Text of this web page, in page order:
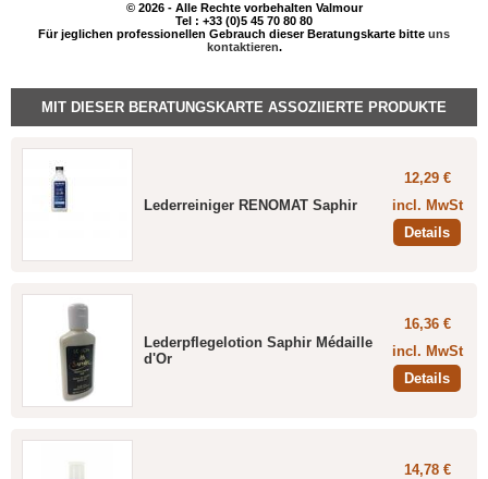
© 2026 - Alle Rechte vorbehalten Valmour
Tel : +33 (0)5 45 70 80 80
Für jeglichen professionellen Gebrauch dieser Beratungskarte bitte uns
kontaktieren.
MIT DIESER BERATUNGSKARTE ASSOZIIERTE PRODUKTE
Lederreiniger RENOMAT Saphir
12,29 €
incl. MwSt
Details
Lederpflegelotion Saphir Médaille
d'Or
16,36 €
incl. MwSt
Details
14,78 €